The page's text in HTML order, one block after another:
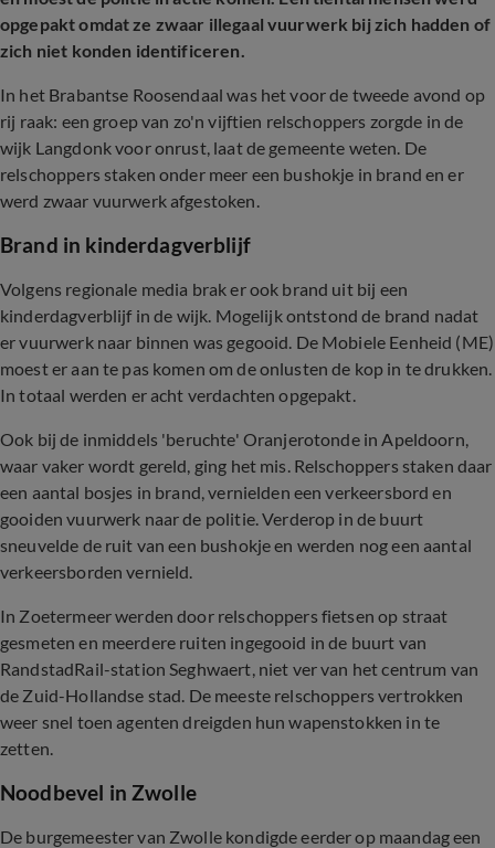
opgepakt omdat ze zwaar illegaal vuurwerk bij zich hadden of
zich niet konden identificeren.
In het Brabantse Roosendaal was het voor de tweede avond op
rij raak: een groep van zo'n vijftien relschoppers zorgde in de
wijk Langdonk voor onrust, laat de gemeente weten. De
relschoppers staken onder meer een bushokje in brand en er
werd zwaar vuurwerk afgestoken.
Brand in kinderdagverblijf
Volgens regionale media brak er ook brand uit bij een
kinderdagverblijf in de wijk. Mogelijk ontstond de brand nadat
er vuurwerk naar binnen was gegooid. De Mobiele Eenheid (ME)
moest er aan te pas komen om de onlusten de kop in te drukken.
In totaal werden er acht verdachten opgepakt.
Ook bij de inmiddels 'beruchte' Oranjerotonde in Apeldoorn,
waar vaker wordt gereld, ging het mis. Relschoppers staken daar
een aantal bosjes in brand, vernielden een verkeersbord en
gooiden vuurwerk naar de politie. Verderop in de buurt
sneuvelde de ruit van een bushokje en werden nog een aantal
verkeersborden vernield.
In Zoetermeer werden door relschoppers fietsen op straat
gesmeten en meerdere ruiten ingegooid in de buurt van
RandstadRail-station Seghwaert, niet ver van het centrum van
de Zuid-Hollandse stad. De meeste relschoppers vertrokken
weer snel toen agenten dreigden hun wapenstokken in te
zetten.
Noodbevel in Zwolle
De burgemeester van Zwolle kondigde eerder op maandag een